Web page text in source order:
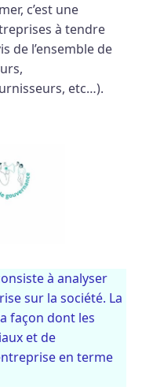
c’est une
à tendre
de l’ensemble de
etc…).
à analyser
sur la société. La
façon dont les
et de
en terme